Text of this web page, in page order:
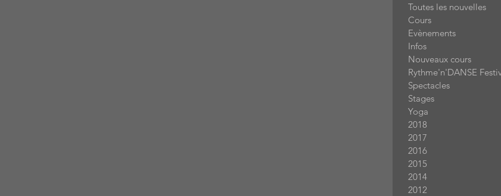
Toutes les nouvelles
Cours
Evènements
Infos
Nouveaux cours
Rythme'n'DANSE
Spectacles
Stages
Yoga
2018
2017
2016
2015
2014
2012